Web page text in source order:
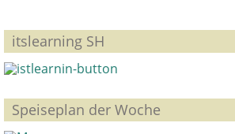
itslearning SH
Speiseplan der Woche